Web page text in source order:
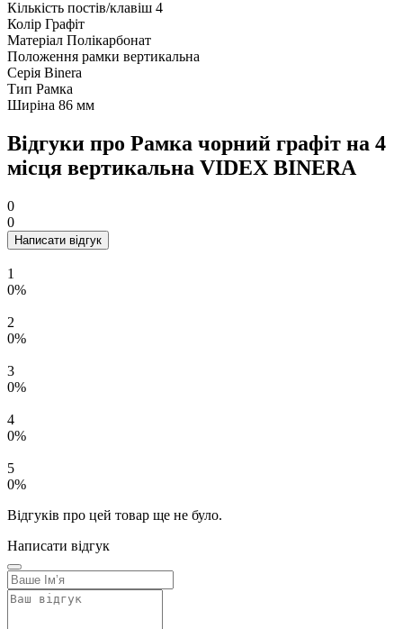
Кількість постів/клавіш 4
Колір Графіт
Матеріал Полікарбонат
Положення рамки вертикальна
Серія Binera
Тип Рамка
Ширіна 86 мм
Відгуки про Рамка чорний графіт на 4
місця вертикальна VIDEX BINERA
0
0
Написати відгук
1
0%
2
0%
3
0%
4
0%
5
0%
Відгуків про цей товар ще не було.
Написати відгук